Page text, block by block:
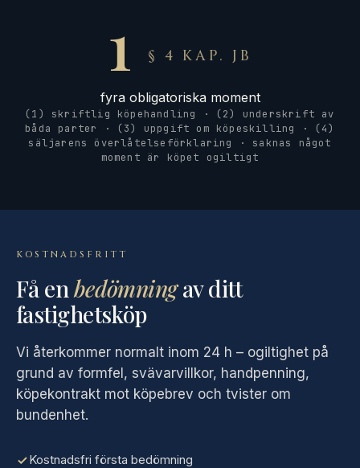
1 § 4 KAP. JB
fyra obligatoriska moment
(1) skriftlig köpehandling · (2) underskrift av
båda parter · (3) uppgift om köpeskilling · (4)
säljarens överlåtelseförklaring · saknas något
moment är köpet ogiltigt
KOSTNADSFRITT
Få enbedömningav ditt
fastighetsköp
Vi återkommer normalt inom 24 h – ogiltighet på
grund av formfel, svävarvillkor, handpenning,
köpekontrakt mot köpebrev och tvister om
bundenhet.
Kostnadsfri första bedömning